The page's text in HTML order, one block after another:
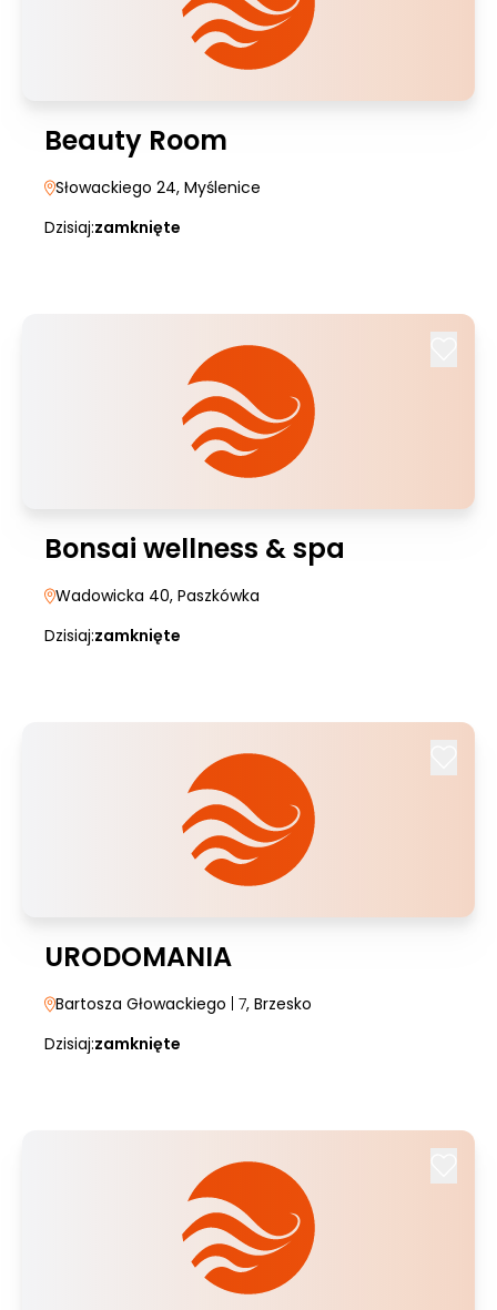
Beauty Room
Słowackiego 24, Myślenice
Dzisiaj:zamknięte
Bonsai wellness & spa
Wadowicka 40, Paszkówka
Dzisiaj:zamknięte
URODOMANIA
Bartosza Głowackiego | 7, Brzesko
Dzisiaj:zamknięte